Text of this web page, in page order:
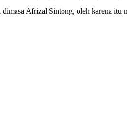
Afrizal Sintong, oleh karena